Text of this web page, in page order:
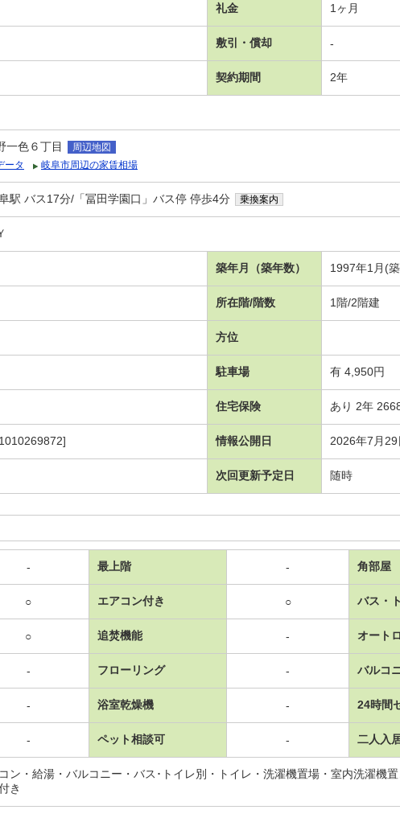
礼金 1ヶ月
敷引・償却 -
契約期間 2年
一色６丁目
周辺地図
ータ
岐阜市周辺の家賃相場
駅 バス17分/「冨田学園口」バス停 停歩4分 乗換案内
築年月（築年数） 1997年1月(
所在階/階数 1階/2階建
方位
駐車場 有 4,950円
住宅保険 あり 2年
情報公開日 2026年7月29
次回更新予定日 随時
- 最上階 - 角部屋
○ エアコン付き ○ バス・
○ 追焚機能 - オート
- フローリング - バルコ
- 浴室乾燥機 - 24時間
- ペット相談可 - 二人入
ン・給湯・バルコニー・バス･トイレ別・トイレ・洗濯機置場・室内洗濯機
き